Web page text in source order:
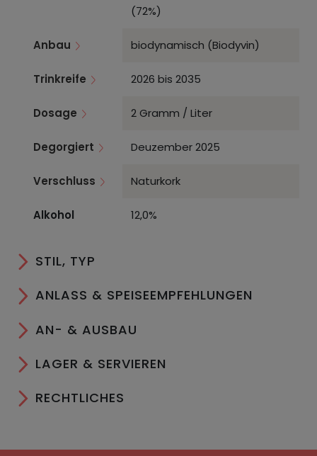
(72%)
Anbau biodynamisch (Biodyvin)
Trinkreife 2026 bis 2035
Dosage 2 Gramm / Liter
Degorgiert Deuzember 2025
Verschluss Naturkork
Alkohol 12,0%
STIL, TYP
ANLASS & SPEISEEMPFEHLUNGEN
AN- & AUSBAU
LAGER & SERVIEREN
RECHTLICHES